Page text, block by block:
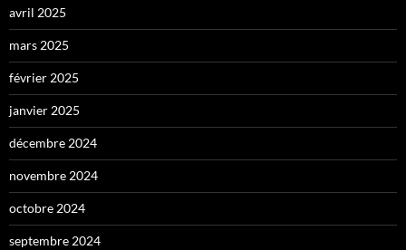
avril 2025
mars 2025
février 2025
janvier 2025
décembre 2024
novembre 2024
octobre 2024
septembre 2024